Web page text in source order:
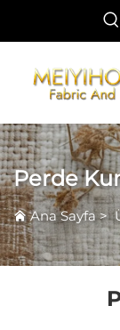
Perde
Ana Sayfa>